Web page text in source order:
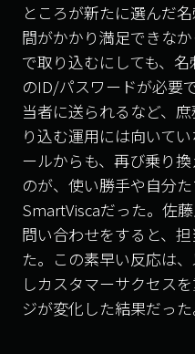
ところが新たに選んだ
間がかかり満足できな
で取り込むにしても、
のID/パスワードが必要
当者に送られるなど、
り込む運用には向いて
ールからも、再び乗り
のが、使い勝手や自分
SmartViscaだった。佐
問い合わせをすると、
た。この素早い反応は
しカスタマーサクセス
ジが変化した結果だった